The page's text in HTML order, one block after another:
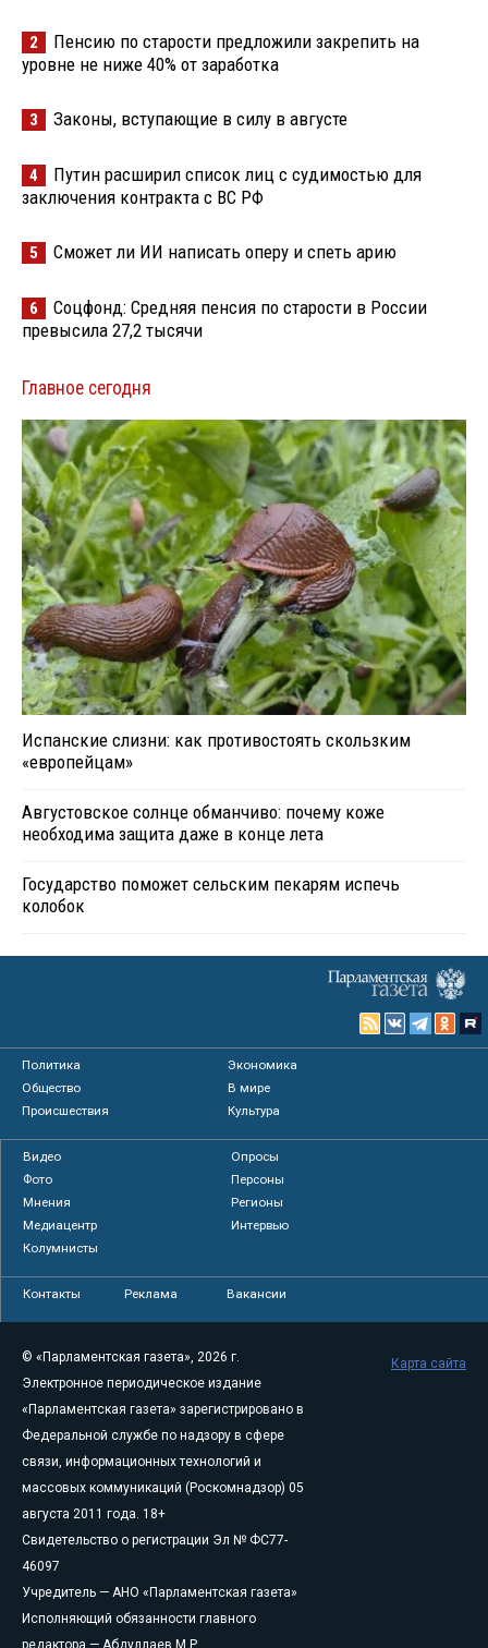
2
Пенсию по старости предложили закрепить на
уровне не ниже 40% от заработка
3 Законы, вступающие в силу в августе
4
Путин расширил список лиц с судимостью для
заключения контракта с ВС РФ
5 Сможет ли ИИ написать оперу и спеть арию
6
Соцфонд: Средняя пенсия по старости в России
превысила 27,2 тысячи
Главное сегодня
Испанские слизни: как противостоять скользким
«европейцам»
Августовское солнце обманчиво: почему коже
необходима защита даже в конце лета
Государство поможет сельским пекарям испечь
колобок
Политика
Экономика
Общество
В мире
Происшествия
Культура
Видео
Опросы
Фото
Персоны
Мнения
Регионы
Медиацентр
Интервью
Колумнисты
Контакты Реклама Вакансии
© «Парламентская газета», 2026 г.
Электронное периодическое издание
«Парламентская газета» зарегистрировано в
Федеральной службе по надзору в сфере
связи, информационных технологий и
массовых коммуникаций (Роскомнадзор) 05
августа 2011 года. 18+
Свидетельство о регистрации Эл № ФС77-
46097
Учредитель — АНО «Парламентская газета»
Исполняющий обязанности главного
Карта сайта